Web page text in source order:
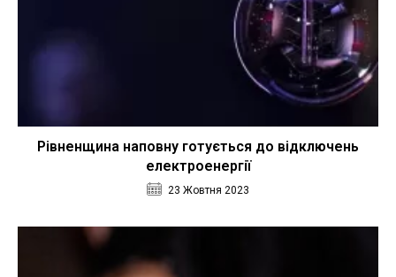
Рівненщина наповну готується до відключень
електроенергії
23 Жовтня 2023